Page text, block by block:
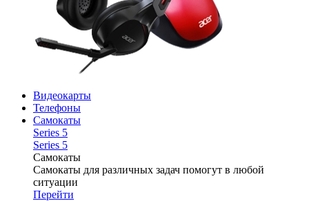
Видеокарты
Телефоны
Самокаты
Series 5
Series 5
Самокаты
Самокаты для различных задач помогут в любой
ситуации
Перейти